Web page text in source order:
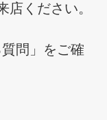
ください。
問」をご確